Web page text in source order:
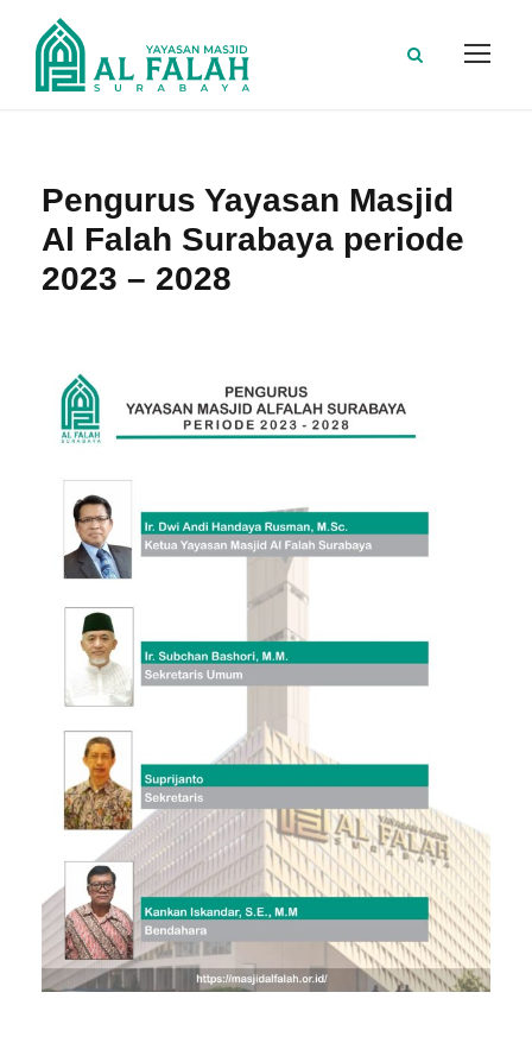
Pengurus Yayasan Masjid
Al Falah Surabaya periode
2023 – 2028